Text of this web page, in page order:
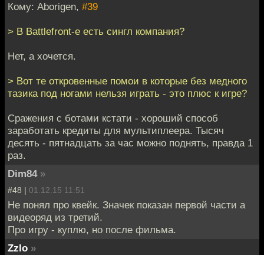
Кому: Aborigen, #39
> В Battlefront-е есть сингл компания?
Нет, а хочется.
> Вот те откровенные помои в которые без медного
тазика под ногами нельзя играть - это плюс к игре?
Сражения с ботами кстати - хороший способ
заработать кредиты для мультиплеера. Тысяч
десять - пятнадцать за час можно поднять, правда 1
раз.
Dim84 »
#48 | 01.12.15 11:51
Не понял про квейк. Значек показан первой части а
видеоряд из третий.
Про игру - куплю, но после фильма.
Zzlo »